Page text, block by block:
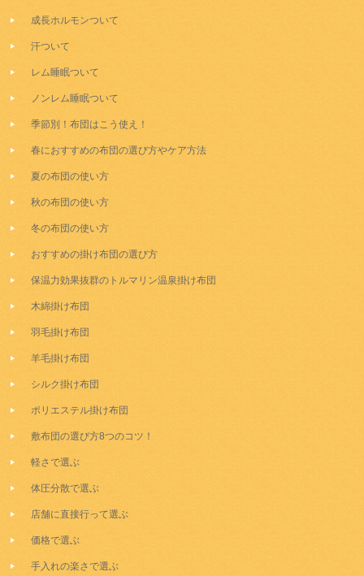
成長ホルモンついて
汗ついて
レム睡眠ついて
ノンレム睡眠ついて
季節別！布団はこう使え！
春におすすめの布団の選び方やケア方法
夏の布団の使い方
秋の布団の使い方
冬の布団の使い方
おすすめの掛け布団の選び方
保温力効果抜群のトルマリン温泉掛け布団
木綿掛け布団
羽毛掛け布団
羊毛掛け布団
シルク掛け布団
ポリエステル掛け布団
敷布団の選び方8つのコツ！
軽さで選ぶ
体圧分散で選ぶ
店舗に直接行って選ぶ
価格で選ぶ
手入れの楽さで選ぶ